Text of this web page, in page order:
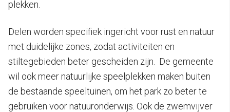
plekken.
Delen worden specifiek ingericht voor rust en natuur
met duidelijke zones, zodat activiteiten en
stiltegebieden beter gescheiden zijn. De gemeente
wil ook meer natuurlijke speelplekken maken buiten
de bestaande speeltuinen, om het park zo beter te
gebruiken voor natuuronderwijs. Ook de zwemvijver